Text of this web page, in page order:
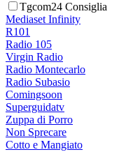
Tgcom24 Consiglia
Mediaset Infinity
R101
Radio 105
Virgin Radio
Radio Montecarlo
Radio Subasio
Comingsoon
Superguidatv
Zuppa di Porro
Non Sprecare
Cotto e Mangiato